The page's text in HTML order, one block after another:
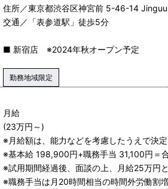
住所／東京都渋谷区神宮前 5-46-14
交通／「表参道駅」徒歩5分
■ 新宿店 ※2024年秋オープン予定
勤務地域限定
月給
(23万円～)
※月給額は、能力などを考慮したうえで決
※基本給 198,900円+職務手当 31,100円＝
※試用期間経過後、面談の上、月給25万円
※職務手当は月20時間相当の時間外労働割